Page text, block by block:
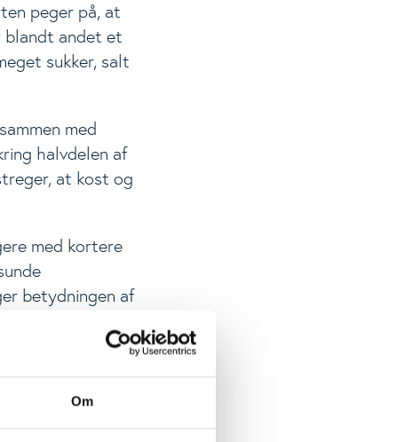
Om
peger på, at
blandt andet et
sukker, salt
med
halvdelen af
at kost og
med kortere
betydningen af
viser